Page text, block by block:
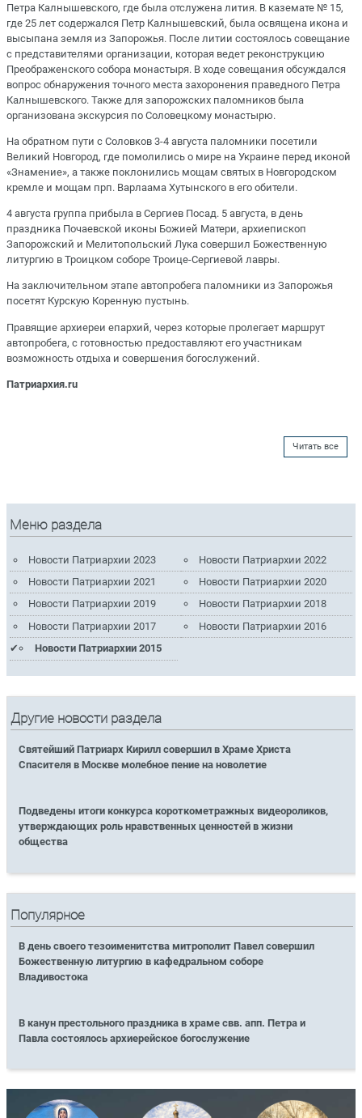
Петра Калнышевского, где была отслужена лития. В каземате № 15,
где 25 лет содержался Петр Калнышевский, была освящена икона и
высыпана земля из Запорожья. После литии состоялось совещание
с представителями организации, которая ведет реконструкцию
Преображенского собора монастыря. В ходе совещания обсуждался
вопрос обнаружения точного места захоронения праведного Петра
Калнышевского. Также для запорожских паломников была
организована экскурсия по Соловецкому монастырю.
На обратном пути с Соловков 3-4 августа паломники посетили
Великий Новгород, где помолились о мире на Украине перед иконой
«Знамение», а также поклонились мощам святых в Новгородском
кремле и мощам прп. Варлаама Хутынского в его обители.
4 августа группа прибыла в Сергиев Посад. 5 августа, в день
праздника Почаевской иконы Божией Матери, архиепископ
Запорожский и Мелитопольский Лука совершил Божественную
литургию в Троицком соборе Троице-Сергиевой лавры.
На заключительном этапе автопробега паломники из Запорожья
посетят Курскую Коренную пустынь.
Правящие архиереи епархий, через которые пролегает маршрут
автопробега, с готовностью предоставляют его участникам
возможность отдыха и совершения богослужений.
Патриархия.ru
Читать все
Меню раздела
Новости Патриархии 2023
Новости Патриархии 2022
Новости Патриархии 2021
Новости Патриархии 2020
Новости Патриархии 2019
Новости Патриархии 2018
Новости Патриархии 2017
Новости Патриархии 2016
Новости Патриархии 2015
Другие новости раздела
Святейший Патриарх Кирилл совершил в Храме Христа
Спасителя в Москве молебное пение на новолетие
Подведены итоги конкурса короткометражных видеороликов,
утверждающих роль нравственных ценностей в жизни
общества
Популярное
В день своего тезоименитства митрополит Павел совершил
Божественную литургию в кафедральном соборе
Владивостока
В канун престольного праздника в храме свв. апп. Петра и
Павла состоялось архиерейское богослужение